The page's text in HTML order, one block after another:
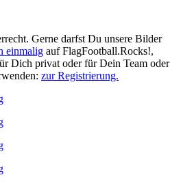
Gerne darfst Du unsere Bilder
einmalig aufFlagFootball.Rocks!,
Dich privat oder für Dein Team oder
zur Registrierung.